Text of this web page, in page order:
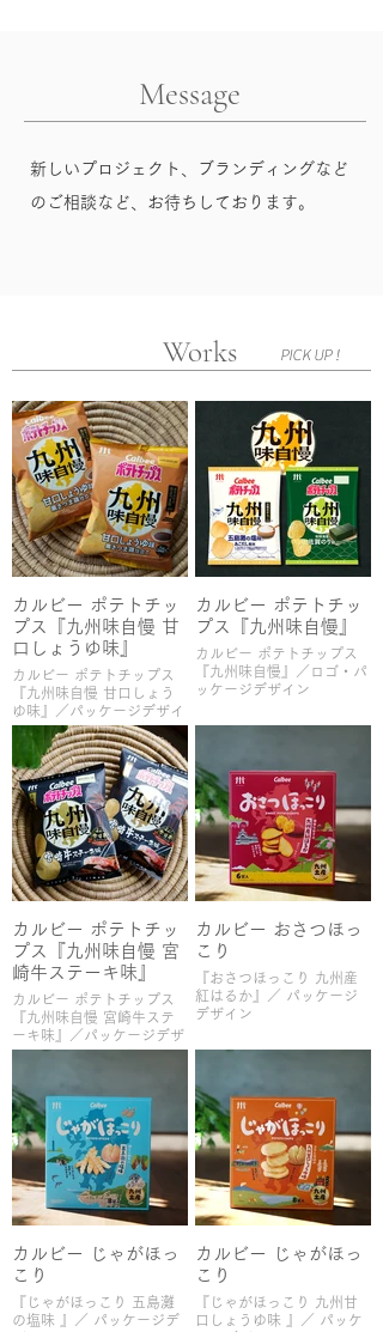
​Message
新しいプロジェクト、ブランディングなど
の​ご相談など、お待ちしております。
PICK UP !
Works
カルビー ポテトチッ
プス『九州味自慢 甘
口しょうゆ味』
カルビー ポテトチップス
『九州味自慢 甘口しょう
ゆ味』／パッケージデザイ
ン
カルビー ポテトチッ
プス『九州味自慢』
カルビー ポテトチップス
『九州味自慢』／ロゴ・パ
ッケージデザイン
カルビー ポテトチッ
プス『九州味自慢 宮
崎牛ステーキ味』
カルビー ポテトチップス
『九州味自慢 宮崎牛ステ
ーキ味』／パッケージデザ
イン
カルビー おさつほっ
こり
『おさつほっこり 九州産
紅はるか』／ パッケージ
デザイン
カルビー じゃがほっ
こり
『じゃがほっこり 五島灘
の塩味 』／ パッケージデ
カルビー じゃがほっ
こり
『じゃがほっこり 九州甘
口しょうゆ味 』／ パッケ